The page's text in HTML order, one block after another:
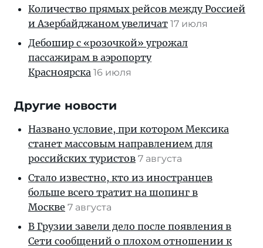
Количество прямых рейсов между Россией
и Азербайджаном увеличат 17 июля
Дебошир с «розочкой» угрожал
пассажирам в аэропорту
Красноярска 16 июля
Другие новости
Названо условие, при котором Мексика
станет массовым направлением для
российских туристов 7 августа
Стало известно, кто из иностранцев
больше всего тратит на шопинг в
Москве 7 августа
В Грузии завели дело после появления в
Сети сообщений о плохом отношении к